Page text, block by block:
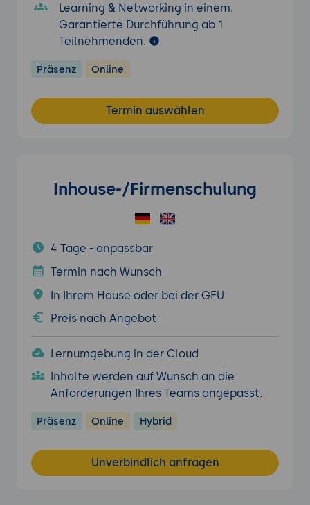
Learning & Networking in einem.
Garantierte Durchführung ab 1
Teilnehmenden.
Präsenz Online
Termin auswählen
Inhouse-/Firmenschulung
4 Tage - anpassbar
Termin nach Wunsch
In Ihrem Hause oder bei der GFU
Preis nach Angebot
Lernumgebung in der Cloud
Inhalte werden auf Wunsch an die
Anforderungen Ihres Teams angepasst.
Präsenz Online Hybrid
Unverbindlich anfragen